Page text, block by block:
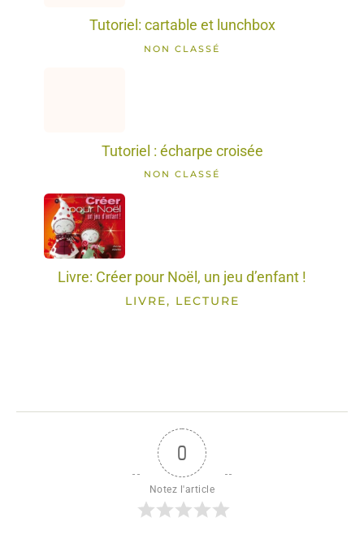
Tutoriel: cartable et lunchbox
NON CLASSÉ
Tutoriel : écharpe croisée
NON CLASSÉ
Livre: Créer pour Noël, un jeu d’enfant !
LIVRE, LECTURE
0
Notez l'article